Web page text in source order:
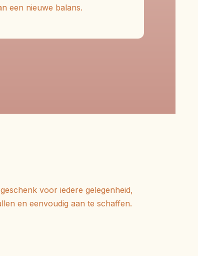
een nieuwe balans.
voor iedere gelegenheid,
en eenvoudig aan te schaffen.